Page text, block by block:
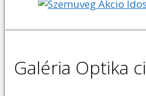
Galéria Optika